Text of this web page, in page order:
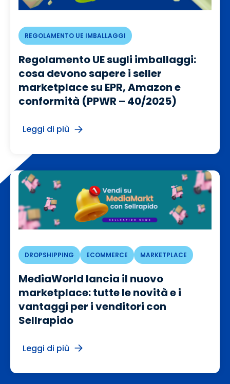
REGOLAMENTO UE IMBALLAGGI
Regolamento UE sugli imballaggi:
cosa devono sapere i seller
marketplace su EPR, Amazon e
conformità (PPWR – 40/2025)
Leggi di più
DROPSHIPPING ECOMMERCE MARKETPLACE
MediaWorld lancia il nuovo
marketplace: tutte le novità e i
vantaggi per i venditori con
Sellrapido
Leggi di più